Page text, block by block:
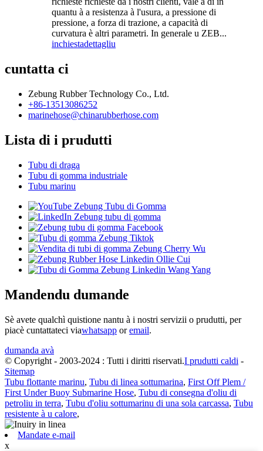
quantu à a resistenza à l'usura, a pressione di
pressione, a forza di trazione, a capacità di
curvatura è altri parametri. In generale u ZEB...
inchiestadettagliu
cuntatta ci
Zebung Rubber Technology Co., Ltd.
+86-13513086252
marinehose@chinarubberhose.com
Lista di i prudutti
Tubu di draga
Tubu di gomma industriale
Tubu marinu
Mandendu dumande
Sè avete qualchì quistione nantu à i nostri servizii o prudutti, per
piacè cuntattateci viawhatsapp oremail.
dumanda avà
© Copyright - 2003-2024 : Tutti i diritti riservati.I prudutti caldi -
Sitemap
Tubu flottante marinu, Tubu di linea sottumarina, First Off Plem /
First Under Buoy Submarine Hose, Tubu di consegna d'oliu di
petroliu in terra, Tubu d'oliu sottumarinu di una sola carcassa, Tubu
resistente à u calore,
Mandate e-mail
x